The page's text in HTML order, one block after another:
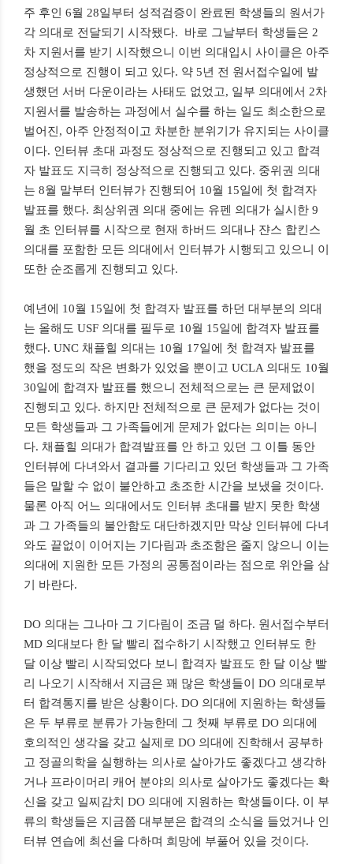
주 후인 6월 28일부터 성적검증이 완료된 학생들의 원서가
각 의대로 전달되기 시작됐다. 바로 그날부터 학생들은 2
차 지원서를 받기 시작했으니 이번 의대입시 사이클은 아주
정상적으로 진행이 되고 있다. 약 5년 전 원서접수일에 발
생했던 서버 다운이라는 사태도 없었고, 일부 의대에서 2차
지원서를 발송하는 과정에서 실수를 하는 일도 최소한으로
벌어진, 아주 안정적이고 차분한 분위기가 유지되는 사이클
이다. 인터뷰 초대 과정도 정상적으로 진행되고 있고 합격
자 발표도 지극히 정상적으로 진행되고 있다. 중위권 의대
는 8월 말부터 인터뷰가 진행되어 10월 15일에 첫 합격자
발표를 했다. 최상위권 의대 중에는 유펜 의대가 실시한 9
월 초 인터뷰를 시작으로 현재 하버드 의대나 쟌스 합킨스
의대를 포함한 모든 의대에서 인터뷰가 시행되고 있으니 이
또한 순조롭게 진행되고 있다.
예년에 10월 15일에 첫 합격자 발표를 하던 대부분의 의대
는 올해도 USF 의대를 필두로 10월 15일에 합격자 발표를
했다. UNC 채플힐 의대는 10월 17일에 첫 합격자 발표를
했을 정도의 작은 변화가 있었을 뿐이고 UCLA 의대도 10월
30일에 합격자 발표를 했으니 전체적으로는 큰 문제없이
진행되고 있다. 하지만 전체적으로 큰 문제가 없다는 것이
모든 학생들과 그 가족들에게 문제가 없다는 의미는 아니
다. 채플힐 의대가 합격발표를 안 하고 있던 그 이틀 동안
인터뷰에 다녀와서 결과를 기다리고 있던 학생들과 그 가족
들은 말할 수 없이 불안하고 초조한 시간을 보냈을 것이다.
물론 아직 어느 의대에서도 인터뷰 초대를 받지 못한 학생
과 그 가족들의 불안함도 대단하겠지만 막상 인터뷰에 다녀
와도 끝없이 이어지는 기다림과 초조함은 줄지 않으니 이는
의대에 지원한 모든 가정의 공통점이라는 점으로 위안을 삼
기 바란다.
DO 의대는 그나마 그 기다림이 조금 덜 하다. 원서접수부터
MD 의대보다 한 달 빨리 접수하기 시작했고 인터뷰도 한
달 이상 빨리 시작되었다 보니 합격자 발표도 한 달 이상 빨
리 나오기 시작해서 지금은 꽤 많은 학생들이 DO 의대로부
터 합격통지를 받은 상황이다. DO 의대에 지원하는 학생들
은 두 부류로 분류가 가능한데 그 첫째 부류로 DO 의대에
호의적인 생각을 갖고 실제로 DO 의대에 진학해서 공부하
고 정골의학을 실행하는 의사로 살아가도 좋겠다고 생각하
거나 프라이머리 캐어 분야의 의사로 살아가도 좋겠다는 확
신을 갖고 일찌감치 DO 의대에 지원하는 학생들이다. 이 부
류의 학생들은 지금쯤 대부분은 합격의 소식을 들었거나 인
터뷰 연습에 최선을 다하며 희망에 부풀어 있을 것이다.